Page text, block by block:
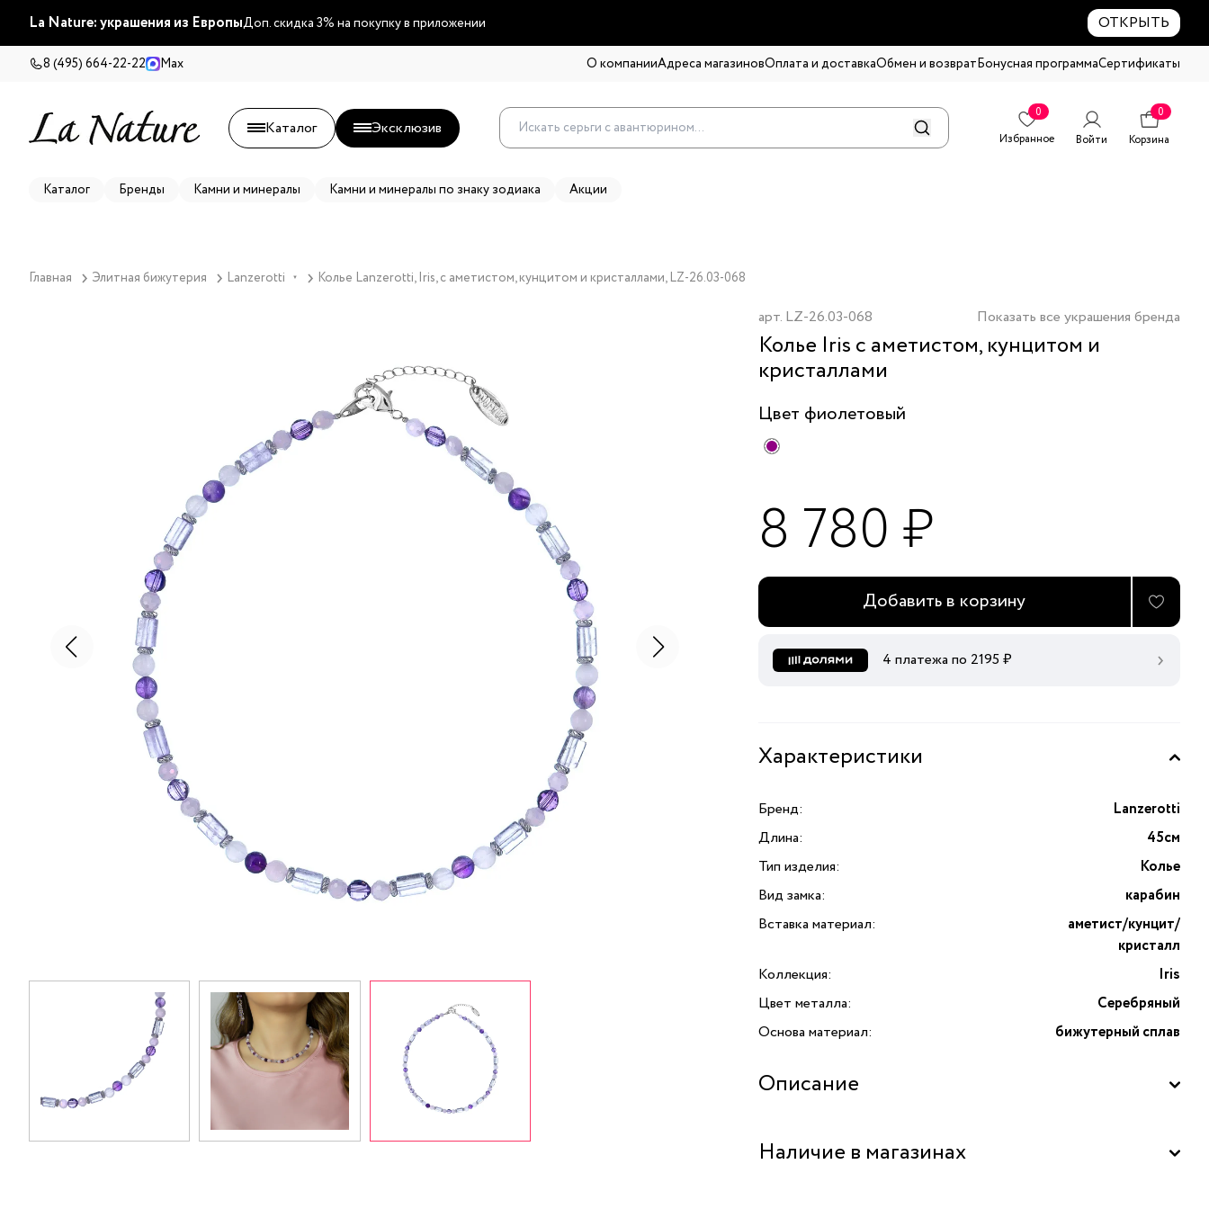
La Nature: украшения из ЕвропыДоп. скидка 3% на покупку в приложении ОТКРЫТЬ
8 (495) 664-22-22 Max О компанииАдреса магазиновОплата и доставкаОбмен и возвратБонусная программаСертификаты
Каталог Эксклюзив
0
Избранное
Войти
0
Корзина
Каталог Бренды Камни и минералы Камни и минералы по знаку зодиака Акции
Главная Элитная бижутерия Lanzerotti ▼ Колье Lanzerotti, Iris, с аметистом, кунцитом и кристаллами, LZ-26.03-068
арт. LZ-26.03-068 Показать все украшения бренда
Колье Iris с аметистом, кунцитом и
кристаллами
Цвет фиолетовый
8 780 ₽
Добавить в корзину
4 платежа по 2195 ₽
Характеристики
Бренд:
Lanzerotti
Длина:
45см
Тип изделия:
Колье
Вид замка:
карабин
Вставка материал:
аметист/кунцит/
кристалл
Коллекция:
Iris
Цвет металла:
Серебряный
Основа материал:
бижутерный сплав
Описание
элегантности и утончённого стиля от итальянского бренда
Наличие в магазинах